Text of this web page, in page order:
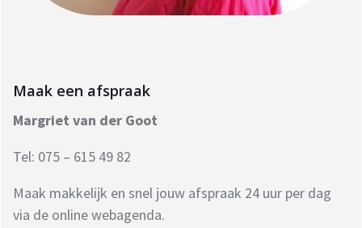
Maak een afspraak
Margriet van der Goot
Tel: 075 – 615 49 82
Maak makkelijk en snel jouw afspraak 24 uur per dag
via de online webagenda.